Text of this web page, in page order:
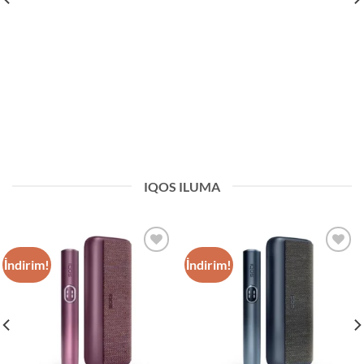
IQOS ILUMA
İndirim! İndirim!